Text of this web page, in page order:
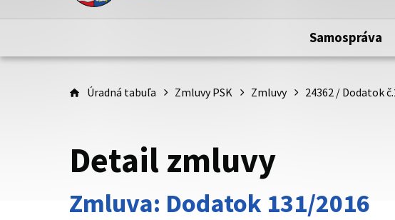
Toto je oficiálna webová stránka Prešovského
Samospráva
Úradná tabuľa Zmluvy PSK Zmluvy 24362 / Dodatok
Detail zmluvy
Zmluva: Dodatok 131/2016